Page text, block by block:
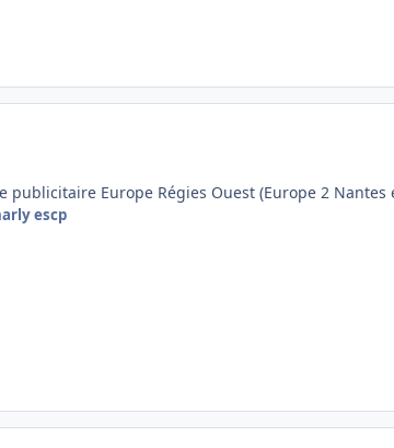
publicitaire Europe Régies Ouest (Europe 2
escp